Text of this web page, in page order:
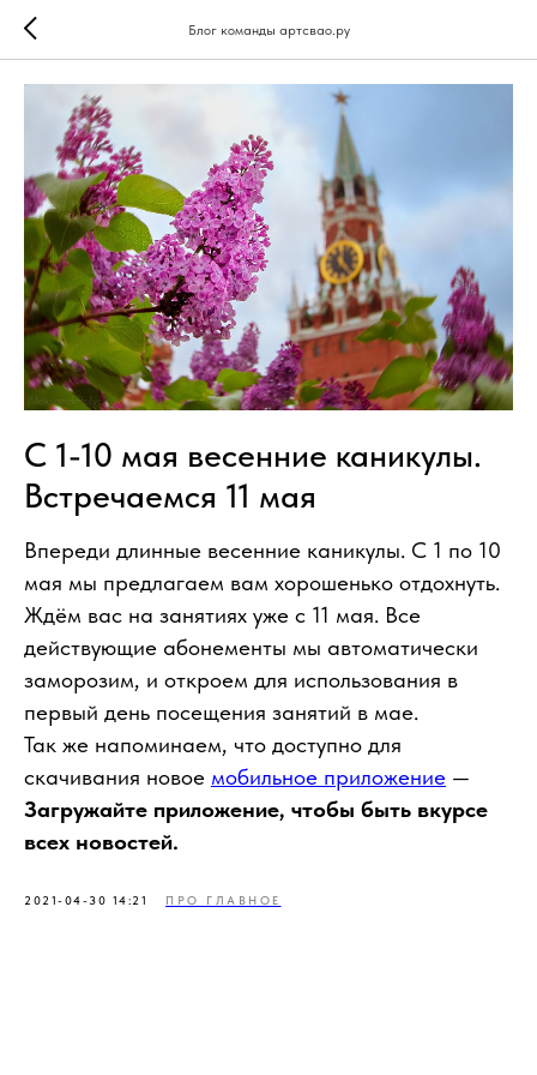
Блог команды артсвао.ру
С 1-10 мая весенние каникулы.
Встречаемся 11 мая
Впереди длинные весенние каникулы. С 1 по 10
мая мы предлагаем вам хорошенько отдохнуть.
Ждём вас на занятиях уже с 11 мая. Все
действующие абонементы мы автоматически
заморозим, и откроем для использования в
первый день посещения занятий в мае.
Так же напоминаем, что доступно для
скачивания новое мобильное приложение —
Загружайте приложение, чтобы быть вкурсе
всех новостей.
2021-04-30 14:21 ПРО ГЛАВНОЕ